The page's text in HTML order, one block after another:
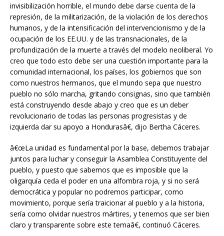
invisibilización horrible, el mundo debe darse cuenta de la
represión, de la militarización, de la violación de los derechos
humanos, y de la intensificación del intervencionismo y de la
ocupación de los EE.UU. y de las transnacionales, de la
profundización de la muerte a través del modelo neoliberal. Yo
creo que todo esto debe ser una cuestión importante para la
comunidad internacional, los países, los gobiernos que son
como nuestros hermanos, que el mundo sepa que nuestro
pueblo no sólo marcha, gritando consignas, sino que también
está construyendo desde abajo y creo que es un deber
revolucionario de todas las personas progresistas y de
izquierda dar su apoyo a Hondurasâ€, dijo Bertha Cáceres.
â€œLa unidad es fundamental por la base, debemos trabajar
juntos para luchar y conseguir la Asamblea Constituyente del
pueblo, y puesto que sabemos que es imposible que la
oligarquía ceda el poder en una alfombra roja, y si no será
democrática y popular no podremos participar, como
movimiento, porque sería traicionar al pueblo y a la historia,
sería como olvidar nuestros mártires, y tenemos que ser bien
claro y transparente sobre este temaâ€, continuó Cáceres.